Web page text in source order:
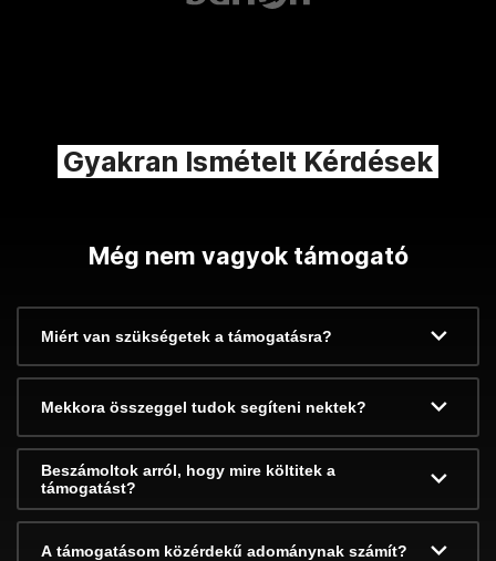
Gyakran Ismételt Kérdések
Még nem vagyok támogató
Miért van szükségetek a támogatásra?
Mekkora összeggel tudok segíteni nektek?
Beszámoltok arról, hogy mire költitek a
támogatást?
A támogatásom közérdekű adománynak számít?